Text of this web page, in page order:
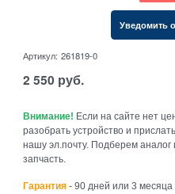
Уведомить
Артикул: 261819-0
2 550 руб.
Внимание! Если на сайте нет
разобрать устройство и
нашу эл.почту. Подберем
запчасть.
Гарантия - 90 дней или 3 месяца